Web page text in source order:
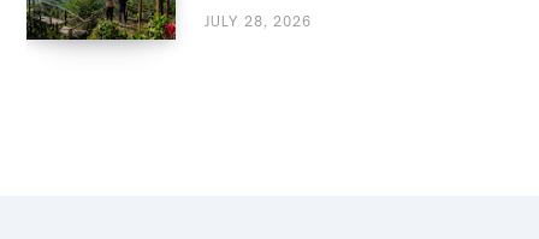
JULY 28, 2026